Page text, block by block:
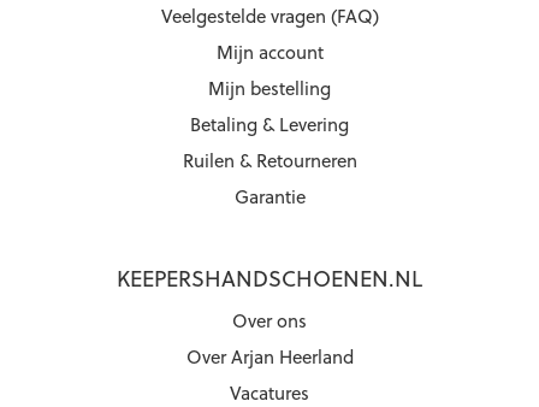
Veelgestelde vragen (FAQ)
Mijn account
Mijn bestelling
Betaling & Levering
Ruilen & Retourneren
Garantie
KEEPERSHANDSCHOENEN.NL
Over ons
Over Arjan Heerland
Vacatures